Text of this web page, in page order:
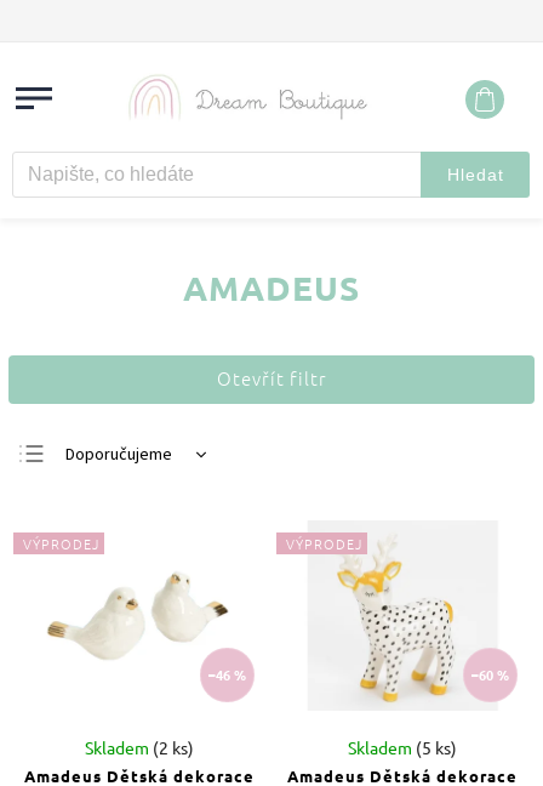
Hledat
AMADEUS
Otevřít filtr
Doporučujeme
Nejdražší
Nejprodávanější
Abecedně
VÝPRODEJ
–46 %
Amadeus Dětská dekorace
Skladem (2 ks)
VÝPRODEJ
–60 %
Amadeus Dětská dekorace
Skladem (5 ks)